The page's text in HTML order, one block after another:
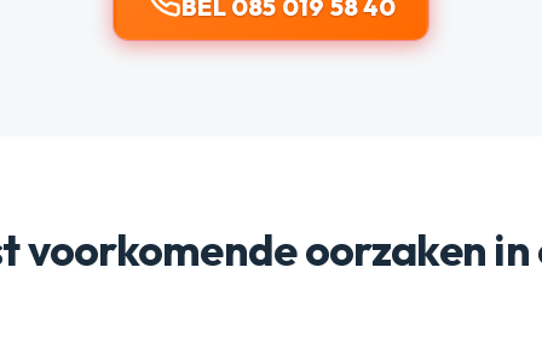
BEL 085 019 58 40
voorkomende oorzaken in